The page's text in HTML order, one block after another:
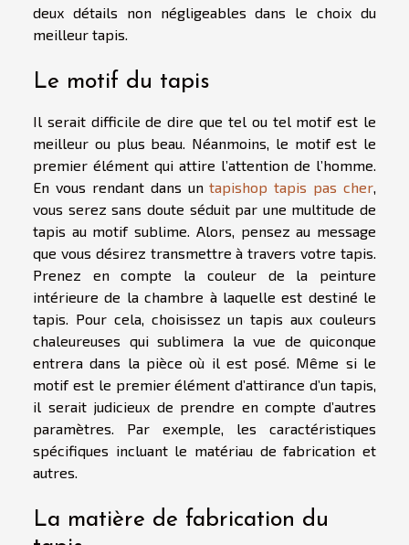
deux détails non négligeables dans le choix du
meilleur tapis.
Le motif du tapis
Il serait difficile de dire que tel ou tel motif est le
meilleur ou plus beau. Néanmoins, le motif est le
premier élément qui attire l’attention de l’homme.
En vous rendant dans untapishop tapis pas cher
vous serez sans doute séduit par une multitude de
tapis au motif sublime. Alors, pensez au message
que vous désirez transmettre à travers votre tapis.
Prenez en compte la couleur de la peinture
intérieure de la chambre à laquelle est destiné le
tapis. Pour cela, choisissez un tapis aux couleurs
chaleureuses qui sublimera la vue de quiconque
entrera dans la pièce où il est posé. Même si le
motif est le premier élément d’attirance d’un tapis,
il serait judicieux de prendre en compte d’autres
paramètres. Par exemple, les caractéristiques
spécifiques incluant le matériau de fabrication et
autres.
La matière de fabrication du